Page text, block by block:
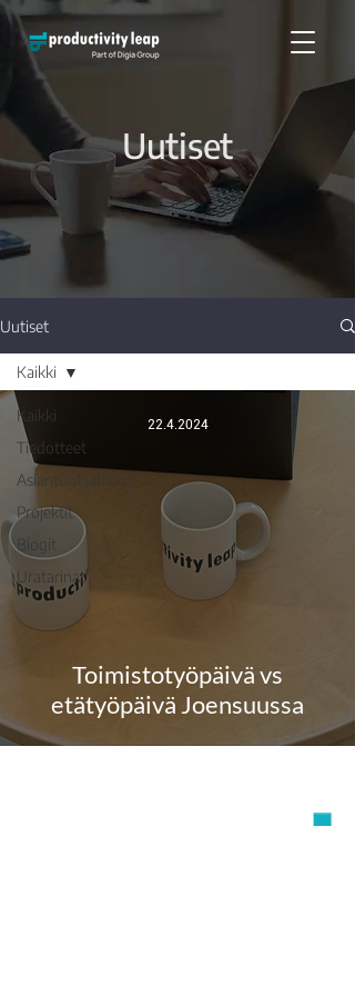
Uutiset
Uutiset
Kaikki
Tiedotteet
Asiantuntijablogit
Projektit
Blogit
Uratarinat
Kaikki
Toimistotyöpäivä vs
etätyöpäivä Joensuussa
22.4.2024